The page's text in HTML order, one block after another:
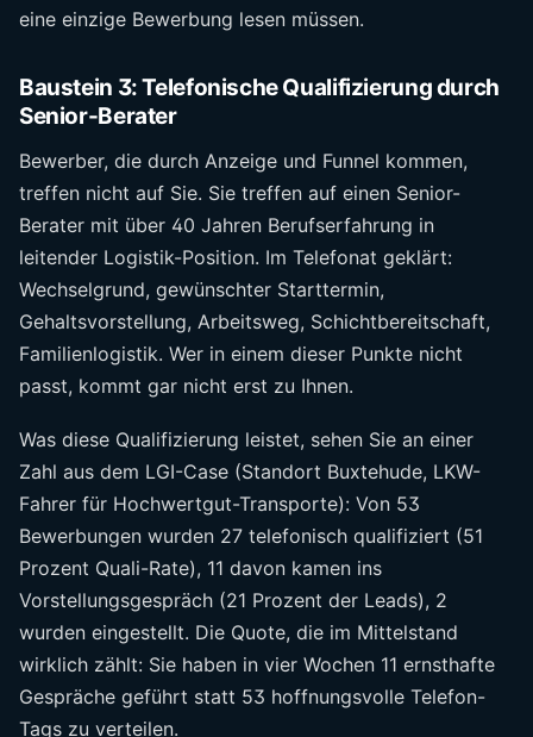
eine einzige Bewerbung lesen müssen.
Baustein 3: Telefonische Qualifizierung durch
Senior-Berater
Bewerber, die durch Anzeige und Funnel kommen,
treffen nicht auf Sie. Sie treffen auf einen Senior-
Berater mit über 40 Jahren Berufserfahrung in
leitender Logistik-Position. Im Telefonat geklärt:
Wechselgrund, gewünschter Starttermin,
Gehaltsvorstellung, Arbeitsweg, Schichtbereitschaft,
Familienlogistik. Wer in einem dieser Punkte nicht
passt, kommt gar nicht erst zu Ihnen.
Was diese Qualifizierung leistet, sehen Sie an einer
Zahl aus dem LGI-Case (Standort Buxtehude, LKW-
Fahrer für Hochwertgut-Transporte): Von 53
Bewerbungen wurden 27 telefonisch qualifiziert (51
Prozent Quali-Rate), 11 davon kamen ins
Vorstellungsgespräch (21 Prozent der Leads), 2
wurden eingestellt. Die Quote, die im Mittelstand
wirklich zählt: Sie haben in vier Wochen 11 ernsthafte
Gespräche geführt statt 53 hoffnungsvolle Telefon-
Tags zu verteilen.